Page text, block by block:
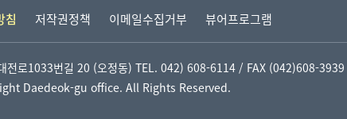
침 저작권정책 이메일수집거부 뷰어프로그램
전로1033번길 20 (오정동) TEL. 042) 608-6114 / FAX (042)608-3939
Daedeok-gu office. All Rights Reserved.